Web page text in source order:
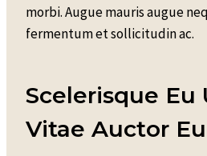
morbi. Augue mauris augue
fermentum et sollicitudin ac.
Scelerisque Eu
Vitae Auctor